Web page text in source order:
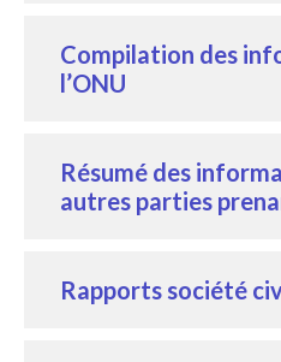
Compilation des
l’ONU
Résumé des
autres parties
Rapports société